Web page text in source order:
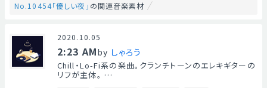
No.10454「優しい夜」 の関連音楽素材
2020.10.05
2:23 AMby しゃろう
Chill・Lo-Fi系の楽曲。クランチトーンのエレキギターの
リフが主体。 …